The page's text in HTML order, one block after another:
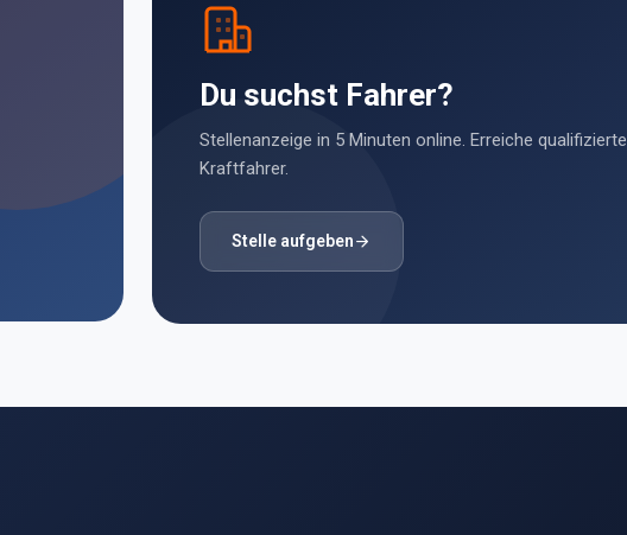
Du suchst Fahrer?
Stellenanzeige in 5 Minuten online. Erreiche qualifizierte
Kraftfahrer.
Stelle aufgeben